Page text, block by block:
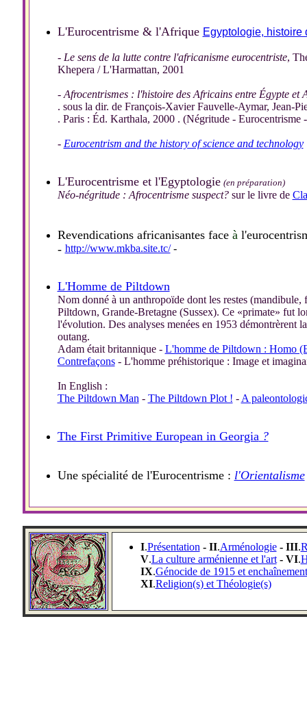
L'Eurocentrisme & l'Afrique Egyptologie, histoire
- Le sens de la lutte contre l'africanisme eurocentriste,
Khepera / L'Harmattan, 2001
- Afrocentrismes : l'histoire des Africains entre Égypte et
. sous la dir. de François-Xavier Fauvelle-Aymar, Jean-
. Paris : Éd. Karthala, 2000 . (Négritude -
- Eurocentrism and the history of science and technology
L'Eurocentrisme et l'Egyptologie (en préparation)
Néo-négritude : Afrocentrisme suspect?sur le livre de
Revendications africanisantes face à
- http://www.mkba.site.tc/-
L'Homme de Piltdown
Nom donné à un anthropoïde dont les restes
Piltdown, Grande-Bretagne (Sussex). Ce «primate» fut
l'évolution. Des analyses menées en 1953 démontrèrent
outang.
Adam était britannique - L'homme de Piltdown : Homo
Contrefaçons- L'homme préhistorique : Image et
In English :
The Piltdown Man - The Piltdown Plot ! - A
The First Primitive European in Georgia?
Une spécialité de l'Eurocentrisme : l'Orientalisme
I.Présentation - II.Arménologie- III.
V.La culture arménienne et l'art- VI.
IX.Génocide de 1915 et
XI.Religion(s) et Théologie(s)